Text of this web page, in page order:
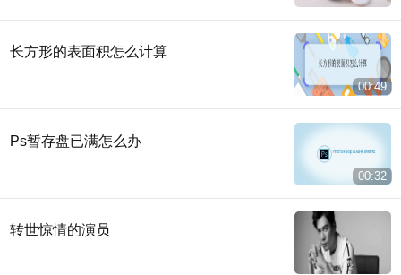
长方形的表面积怎么计算
00:49
Ps暂存盘已满怎么办
00:32
转世惊情的演员